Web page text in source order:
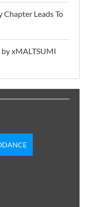
Chapter Leads To
by xMALTSUMI